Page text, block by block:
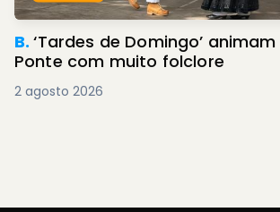
B.‘Tardes de Domingo’
Ponte com muito folclore
2 agosto 2026